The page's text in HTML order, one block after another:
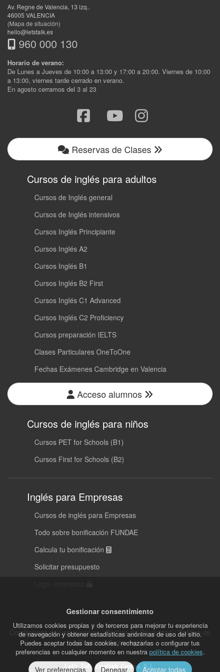
Av. Regne de Valencia, 13 izq..
46005 VALENCIA
(Mapa de situación)
hello@letstalk.es
960 000 130
Horario de verano:
De Lunes a Jueves de 10:00 a 13:00 y 17:00 a 20:00. Viernes de 10:00
a 13:00, viernes tarde cerrado en verano.
En agosto cerramos del 3 al 23
Reservas de Clases
Cursos de inglés para adultos
Cursos de Inglés general
Cursos de Inglés intensivos
Cursos Inglés Principiante
Cursos Inglés A2
Cursos Inglés B1
Cursos Inglés B2 First
Cursos Inglés C1 Advanced
Cursos Inglés C2 Proficiency
Cursos preparación IELTS
Clases Particulares OneToOne
Fechas Exámenes Cambridge en Valencia
Acceso alumnos
Cursos de inglés para niños
Cursos PET for Schools (B1)
Cursos First for Schools (B2)
Inglés para Empresas
Cursos de inglés para Empresas
Todo sobre bonificación FUNDAE
Calcula tu bonificación
Solicitar presupuesto
Condiciones de uso reservas|Política de Privacidad|Política de
Cookies|Aviso legal
Let's Talk English Center. S.L.
Gestionar consentimiento
Utilizamos cookies propias y de terceros para mejorar tu experiencia
de navegación y obtener estadísticas anónimas de uso del sitio.
Puedes aceptar todas las cookies, rechazarlas o configurar tus
preferencias en cualquier momento en nuestra política de cookies.
Ver preferencias Denegar Aceptar todas